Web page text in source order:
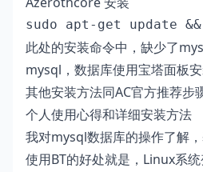
sudo apt-get update
此处的安装命令中，缺少了
mysql，数据库使用宝塔面板安
其他安装方法同AC官方推荐步
个人使用心得和详细安装方法
我对mysql数据库的操作了解，
使用BT的好处就是，Linux系统